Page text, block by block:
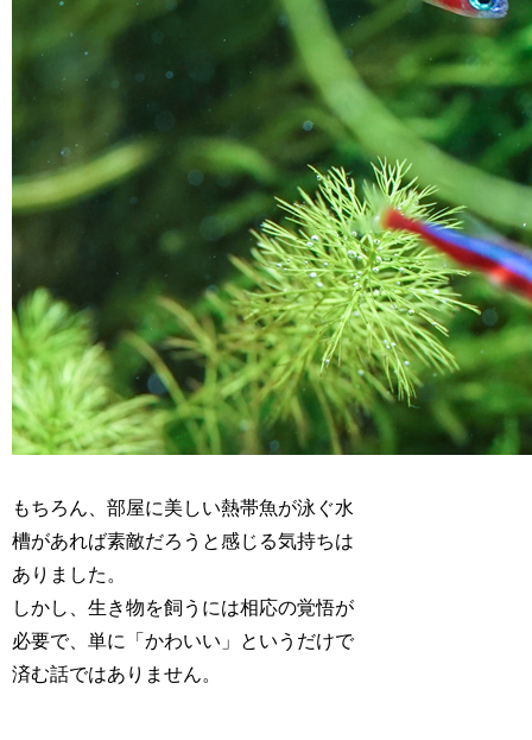
もちろん、部屋に美しい熱帯魚が泳ぐ水
槽があれば素敵だろうと感じる気持ちは
ありました。
しかし、生き物を飼うには相応の覚悟が
必要で、単に「かわいい」というだけで
済む話ではありません。